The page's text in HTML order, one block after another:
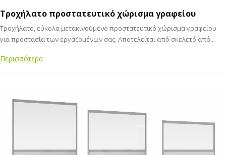
Tροχήλατο προστατευτικό χώρισμα γραφείου
Τροχήλατο, εύκολα μετακινούμενο προστατευτικό χώρισμα γραφείου
για προστασία των εργαζομένων σας. Αποτελείται από σκελετό από...
Περισσότερα